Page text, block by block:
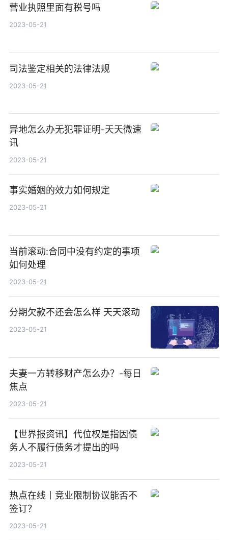
营业执照里面有税号吗
2023-05-21
司法鉴定相关的法律法规
2023-05-21
异地怎么办无犯罪证明-天天微速
讯
2023-05-21
事实婚姻的效力如何规定
2023-05-21
当前滚动:合同中没有约定的事项
如何处理
2023-05-21
分期欠款不还会怎么样 天天滚动
2023-05-21
夫妻一方转移财产怎么办？-每日
焦点
2023-05-21
【世界报资讯】代位权是指因债
务人不履行债务才提出的吗
2023-05-21
热点在线丨竞业限制协议能否不
签订？
2023-05-21